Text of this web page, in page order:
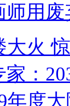
用
大火
：
年度